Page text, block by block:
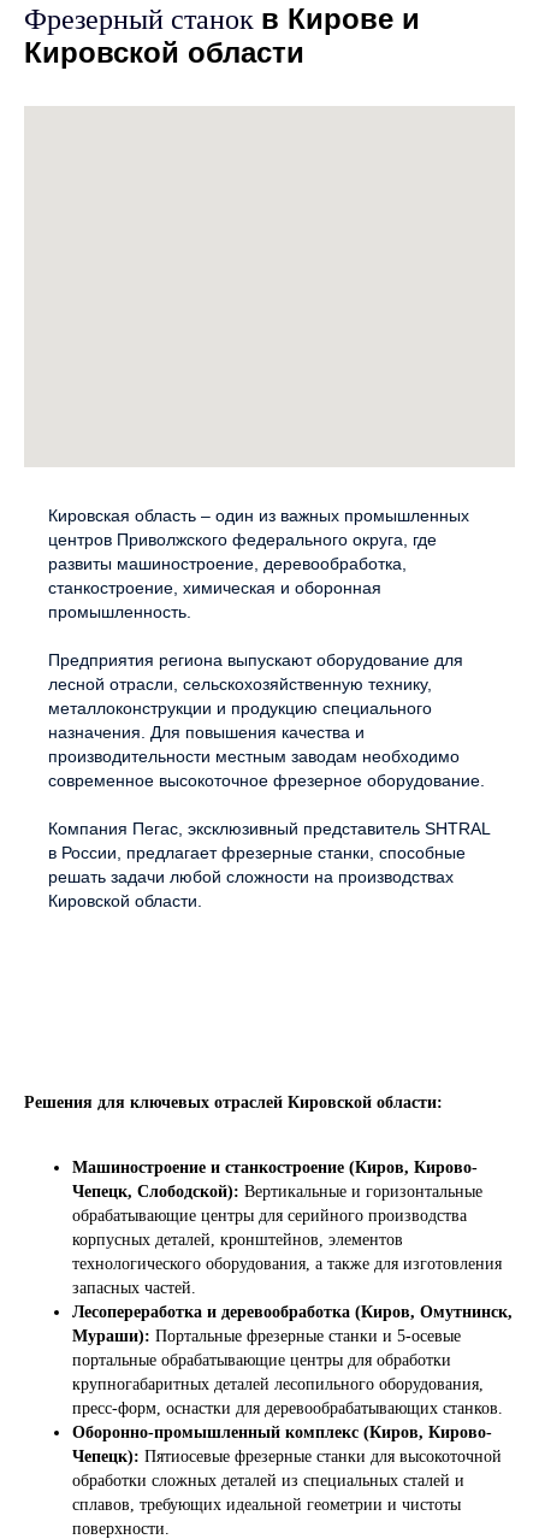
Фрезерный станок в Кирове и
Кировской области
Кировская область – один из важных промышленных
центров Приволжского федерального округа, где
развиты машиностроение, деревообработка,
станкостроение, химическая и оборонная
промышленность.
Предприятия региона выпускают оборудование для
лесной отрасли, сельскохозяйственную технику,
металлоконструкции и продукцию специального
назначения. Для повышения качества и
производительности местным заводам необходимо
современное высокоточное фрезерное оборудование.
Компания Пегас, эксклюзивный представитель SHTRAL
в России, предлагает фрезерные станки, способные
решать задачи любой сложности на производствах
Кировской области.
Решения для ключевых отраслей Кировской области:
Машиностроение и станкостроение (Киров, Кирово-
Чепецк, Слободской): Вертикальные и горизонтальные
обрабатывающие центры для серийного производства
корпусных деталей, кронштейнов, элементов
технологического оборудования, а также для изготовления
запасных частей.
Лесопереработка и деревообработка (Киров, Омутнинск,
Мураши): Портальные фрезерные станки и 5-осевые
портальные обрабатывающие центры для обработки
крупногабаритных деталей лесопильного оборудования,
пресс-форм, оснастки для деревообрабатывающих станков.
Оборонно-промышленный комплекс (Киров, Кирово-
Чепецк): Пятиосевые фрезерные станки для высокоточной
обработки сложных деталей из специальных сталей и
сплавов, требующих идеальной геометрии и чистоты
поверхности.